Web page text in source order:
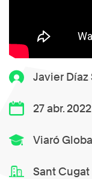
Javier Díaz
27 abr. 2022
Viaró
Sant Cugat